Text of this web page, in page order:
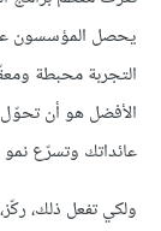
يحصل المؤسسون
التجربة محبطة
الأفضل هو أن تحوّل
عائداتك وتسرّع
ولكي تفعل ذلك،